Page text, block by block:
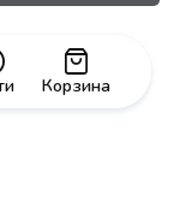
Корзина